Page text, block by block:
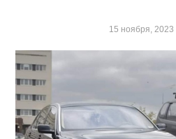
15 ноября, 2023